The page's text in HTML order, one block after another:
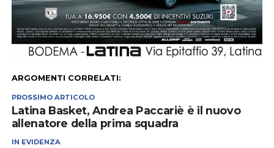
ARGOMENTI CORRELATI:
PROSSIMO ARTICOLO
Latina Basket, Andrea Paccariè è il nuovo
allenatore della prima squadra
IN EVIDENZA